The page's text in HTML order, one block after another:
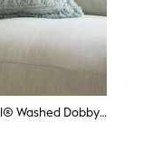
Shabby Chic By Rachel Ashwell® Washed Dobby Cushion